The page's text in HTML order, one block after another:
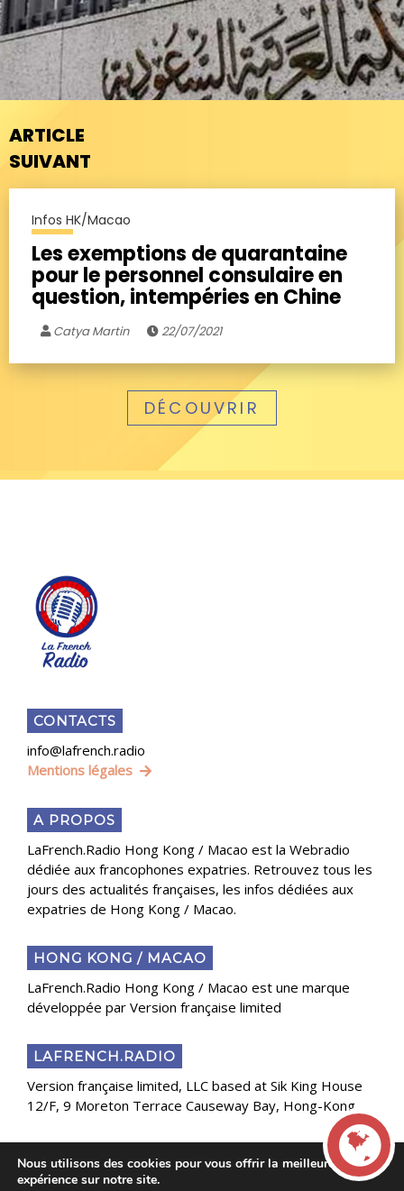
ARTICLE
SUIVANT
Infos HK/Macao
Les exemptions de quarantaine
pour le personnel consulaire en
question, intempéries en Chine
Catya Martin 22/07/2021
DÉCOUVRIR
CONTACTS
info@lafrench.radio
Mentions légales
A PROPOS
LaFrench.Radio Hong Kong / Macao est la Webradio
dédiée aux francophones expatries. Retrouvez tous les
jours des actualités françaises, les infos dédiées aux
expatries de Hong Kong / Macao.
HONG KONG / MACAO
LaFrench.Radio Hong Kong / Macao est une marque
développée par Version française limited
LAFRENCH.RADIO
Version française limited, LLC based at Sik King House
12/F, 9 Moreton Terrace Causeway Bay, Hong-Kong
Copyright 2025 Presse Généraliste des Français de
Nous utilisons des cookies pour vous offrir la meilleure
expérience sur notre site.